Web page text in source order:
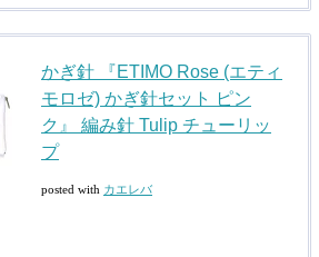
かぎ針 『ETIMO Rose (エティ
モロゼ) かぎ針セット ピン
ク』 編み針 Tulip チューリッ
プ
posted with カエレバ